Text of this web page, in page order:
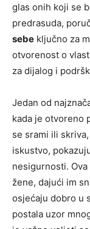
glas onih koji se
predrasuda,
sebe ključno za
otvorenost o
za dijalog i
Jedan od
kada je otvoreno
se srami ili
iskustvo,
nesigurnosti.
žene, dajući im
osjećaju dobro u
postala uzor